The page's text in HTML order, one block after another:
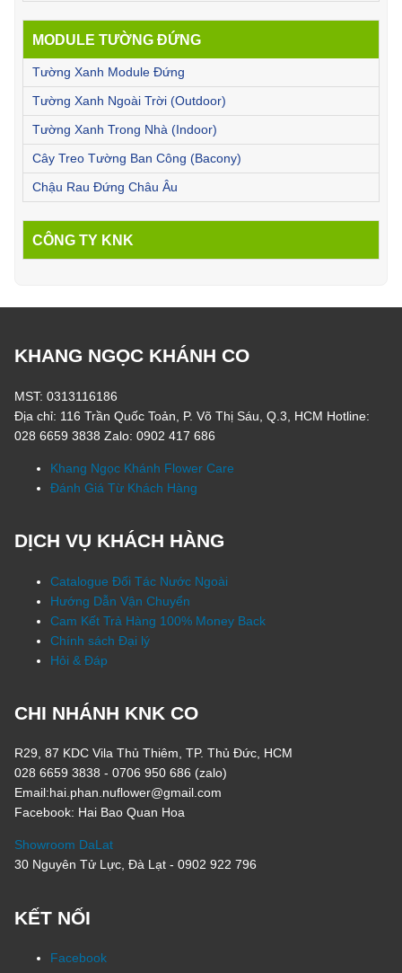
MODULE TƯỜNG ĐỨNG
Tường Xanh Module Đứng
Tường Xanh Ngoài Trời (Outdoor)
Tường Xanh Trong Nhà (Indoor)
Cây Treo Tường Ban Công (Bacony)
Chậu Rau Đứng Châu Âu
CÔNG TY KNK
KHANG NGỌC KHÁNH CO
MST: 0313116186
Địa chỉ: 116 Trần Quốc Toản, P. Võ Thị Sáu, Q.3, HCM Hotline:
028 6659 3838 Zalo: 0902 417 686
Khang Ngọc Khánh Flower Care
Đánh Giá Từ Khách Hàng
DỊCH VỤ KHÁCH HÀNG
Catalogue Đối Tác Nước Ngoài
Hướng Dẫn Vận Chuyển
Cam Kết Trả Hàng 100% Money Back
Chính sách Đại lý
Hỏi & Đáp
CHI NHÁNH KNK CO
R29, 87 KDC Vila Thủ Thiêm, TP. Thủ Đức, HCM
028 6659 3838 - 0706 950 686 (zalo)
Email:hai.phan.nuflower@gmail.com
Facebook: Hai Bao Quan Hoa
Showroom DaLat
30 Nguyên Tử Lực, Đà Lạt - 0902 922 796
KẾT NỐI
Facebook